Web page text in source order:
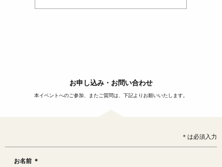
お申し込み・お問い合わせ
本イベントへのご参加、またご質問は、下記よりお願いいたします。
＊は必須入力
お名前 ＊